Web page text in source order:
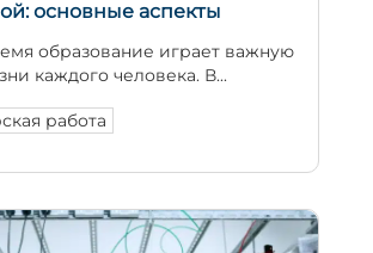
основные аспекты
образование играет важную
каждого человека. В...
работа